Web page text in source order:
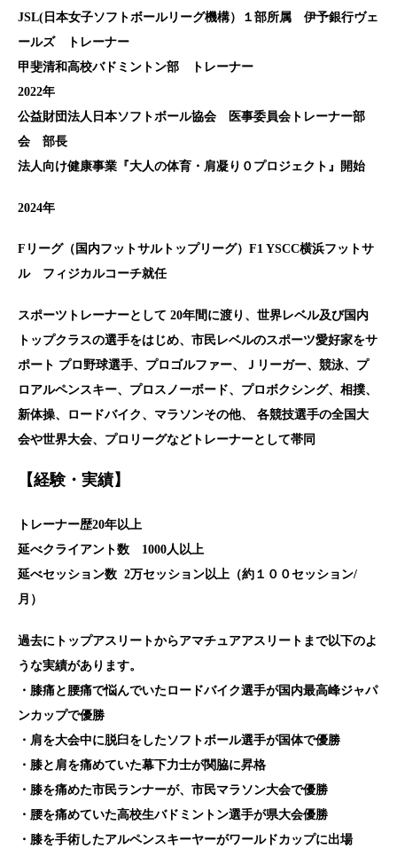
JSL(日本女子ソフトボールリーグ機構）１部所属 伊予銀行ヴェ
ールズ トレーナー
甲斐清和高校バドミントン部 トレーナー
2022年
公益財団法人日本ソフトボール協会 医事委員会トレーナー部
会 部長
法人向け健康事業『大人の体育・肩凝り０プロジェクト』開始
2024年
Fリーグ（国内フットサルトップリーグ）F1 YSCC横浜フットサ
ル フィジカルコーチ就任
スポーツトレーナーとして 20年間に渡り、世界レベル及び国内
トップクラスの選手をはじめ、市民レベルのスポーツ愛好家をサ
ポート プロ野球選手、プロゴルファー、Ｊリーガー、競泳、プ
ロアルペンスキー、プロスノーボード、プロボクシング、相撲、
新体操、ロードバイク、マラソンその他、 各競技選手の全国大
会や世界大会、プロリーグなどトレーナーとして帯同
【経験・実績】
トレーナー歴20年以上
延べクライアント数 1000人以上
延べセッション数 2万セッション以上（約１００セッション/
月）
過去にトップアスリートからアマチュアアスリートまで以下のよ
うな実績があります。
・膝痛と腰痛で悩んでいたロードバイク選手が国内最高峰ジャパ
ンカップで優勝
・肩を大会中に脱臼をしたソフトボール選手が国体で優勝
・膝と肩を痛めていた幕下力士が関脇に昇格
・膝を痛めた市民ランナーが、市民マラソン大会で優勝
・腰を痛めていた高校生バドミントン選手が県大会優勝
・膝を手術したアルペンスキーヤーがワールドカップに出場